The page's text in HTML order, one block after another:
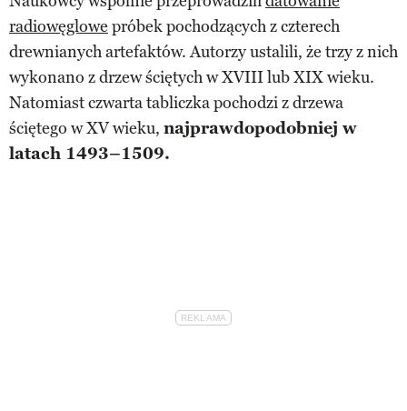
radiowęglowe próbek pochodzących z czterech
drewnianych artefaktów. Autorzy ustalili, że trzy z nich
wykonano z drzew ściętych w XVIII lub XIX wieku.
Natomiast czwarta tabliczka pochodzi z drzewa
ściętego w XV wieku, najprawdopodobniej w
latach 1493–1509.